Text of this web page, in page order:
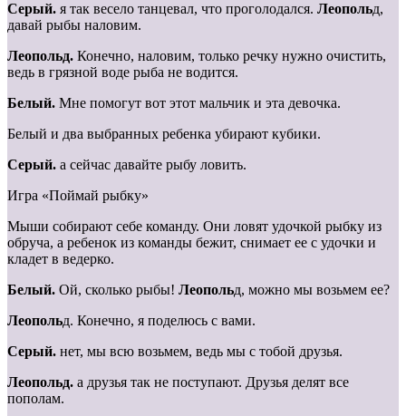
Серый. я так весело танцевал, что проголодался. Леопольд,
давай рыбы наловим.
Леопольд. Конечно, наловим, только речку нужно очистить,
ведь в грязной воде рыба не водится.
Белый. Мне помогут вот этот мальчик и эта девочка.
Белый и два выбранных ребенка убирают кубики.
Серый. а сейчас давайте рыбу ловить.
Игра «Поймай рыбку»
Мыши собирают себе команду. Они ловят удочкой рыбку из
обруча, а ребенок из команды бежит, снимает ее с удочки и
кладет в ведерко.
Белый. Ой, сколько рыбы! Леопольд, можно мы возьмем ее?
Леопольд. Конечно, я поделюсь с вами.
Серый. нет, мы всю возьмем, ведь мы с тобой друзья.
Леопольд. а друзья так не поступают. Друзья делят все
пополам.